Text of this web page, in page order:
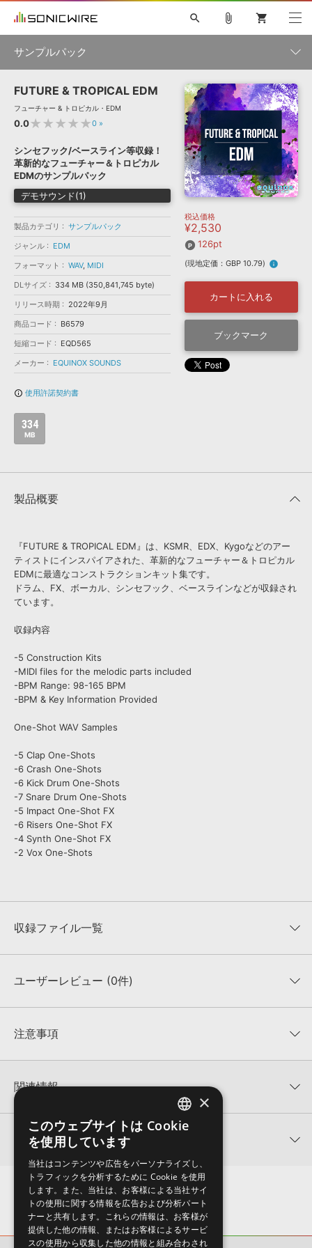
ソフト音源 »
プラグイン・エフェクト »
サンプルパック »
ソフトウェア／ツール »
DAW »
効果音 »
BGM »
キャンペーン »
特集 »
ニュースレター »
SONICWIREブログ »
製品サポート情報 »
DTMガイド »
FAQ »
お問い合わせ »
音楽カード
楽曲配信流通 サービス
無償のサウンド管理ソフト
APS
search
初音ミク NT 鏡音リン・レン V4X 巡音ルカ V4X
MEIKO V3
KAITO V3
VOCALOID TOONTRACK
SPITFIRE AUDIO
VIENNA
EZ DRUMMER 3
ライセンスフリーBGM
サンプルパックを試そう
ボーカル抜き出し
DUBSTEP
ELECTRONICA
EDM TRANCE MUTANT
ROUTER.FM
ソフト音源 プラグイン・エフェクト
ソフトウェア／ツール 効果音
attach_file shopping_cart
サンプルパック
製品一覧
ジャンル
メーカー
フォーマット
ランキング
FUTURE & TROPICAL EDM
フューチャー & トロピカル・EDM
0.0★★★★★0 »
シンセフック/ベースライン等収録！
革新的なフューチャー＆トロピカル
EDMのサンプルパック
デモサウンド(1)
製品カテゴリ
サンプルパック
ジャンル
EDM
フォーマット
WAV, MIDI
DLサイズ
334 MB (350,841,745 byte)
リリース時期
2022年9月
商品コード
B6579
短縮コード
EQD565
メーカー
EQUINOX SOUNDS
info_outline 使用許諾契約書
334
MB
税込価格
¥2,530
126pt
(現地定価：GBP 10.79) info
カートに入れる
ブックマーク
製品概要
『FUTURE & TROPICAL EDM』は、KSMR、EDX、Kygoなどのアー
ティストにインスパイアされた、革新的なフューチャー＆トロピカル
EDMに最適なコンストラクションキット集です。
ドラム、FX、ボーカル、シンセフック、ベースラインなどが収録され
ています。
収録内容
-5 Construction Kits
-MIDI files for the melodic parts included
-BPM Range: 98-165 BPM
-BPM & Key Information Provided
One-Shot WAV Samples
-5 Clap One-Shots
-6 Crash One-Shots
-6 Kick Drum One-Shots
-7 Snare Drum One-Shots
-5 Impact One-Shot FX
-6 Risers One-Shot FX
-4 Synth One-Shot FX
-2 Vox One-Shots
収録ファイル一覧
収録ファイル一覧
ユーザーレビュー (0件)
★★★★★
★5
★2
★1
0%
レビューをもっと見る »
注意事項
KONTAKTフォーマットは、
でお使いいただけます。無償版のKONTAKT PLAYERではお使いい
ただけませんので、ご注意ください。また、「ライブラリ・タブ」
への表示にも対応しておりません。
4GBを超えるデータに関するご注意：
FAT32でフォーマットされた
HDDには、1ファイル4GBを超えるデータを格納することができま
せん。データ容量が4GBを超えるダウンロード製品をご購入いただ
きます際には、NTFSやHFS＋でフォーマットされたHDDをご用意
いただく必要がございます。
製品の購入手続き完了後、受注確認メールとシリアルナンバーをお
知らせするメールの2通が送信されます。メールに記載されており
関連情報
EQUINOX SOUNDS 製品一覧
FUTURE & TROPICAL EDMのサポート情報
関連サポート情報
2022.06.06
MIDI形式サンプルパックの追加方法
マークのついた情報は、該当する製品のご購入ユーザー様専用となって
おります。ご覧頂くには、該当する製品をご購入頂く必要がございます。
ENGLISH
×
このウェブサイトは Cookie
を使用しています
当社はコンテンツや広告をパーソナライズし、
トラフィックを分析するために Cookie を使用
します。また、当社は、お客様による当社サイ
トの使用に関する情報を広告および分析パート
ナーと共有します。これらの情報は、お客様が
提供した他の情報、またはお客様によるサービ
スの使用から収集した他の情報と組み合わされ